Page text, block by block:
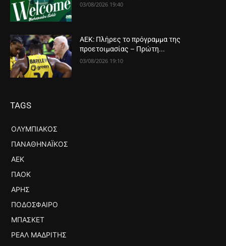
03/08/2026 19:40
ΑΕΚ: Πλήρες το πρόγραμμα της
προετοιμασίας – Πρώτη...
03/08/2026 19:10
TAGS
ΟΛΥΜΠΙΑΚΌΣ
ΠΑΝΑΘΗΝΑΪΚΌΣ
ΑΕΚ
ΠΑΟΚ
ΆΡΗΣ
ΠΟΔΌΣΦΑΙΡΟ
ΜΠΆΣΚΕΤ
ΡΕΆΛ ΜΑΔΡΊΤΗΣ